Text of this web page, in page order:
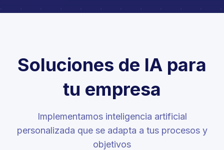
Soluciones de IA para
tu empresa
Implementamos inteligencia artificial
personalizada que se adapta a tus procesos y
objetivos